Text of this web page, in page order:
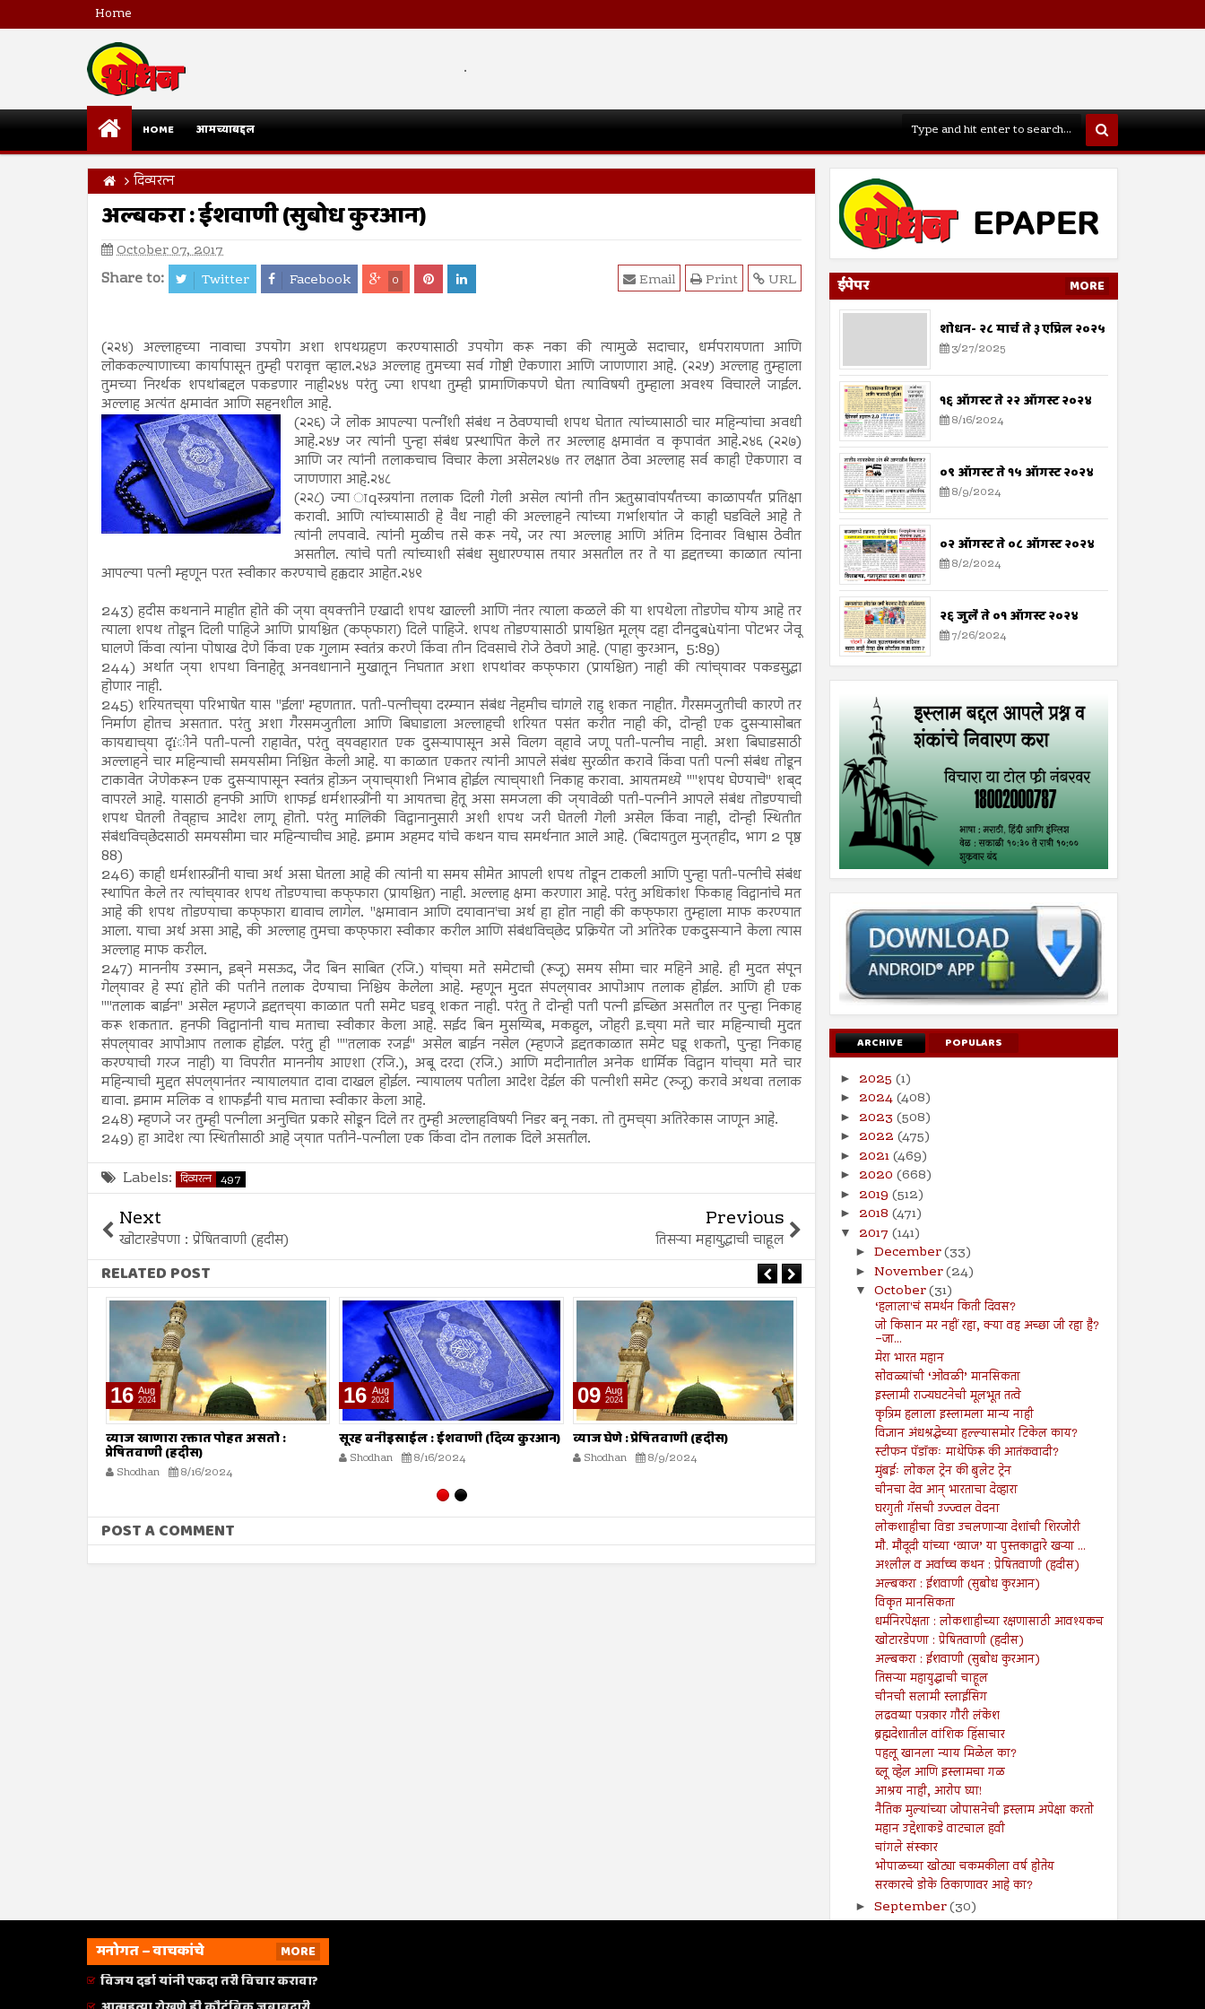
Home
.
HOME आमच्याबद्दल
दिव्यरत्न
अल्बकरा : ईशवाणी (सुबोध कुरआन)
October 07, 2017
Share to: Twitter Facebook 0 URL
Print
Email
(२२४) अल्लाहच्या नावाचा उपयोग अशा शपथग्रहण करण्यासाठी उपयोग करू नका की त्यामुळे सदाचार, धर्मपरायणता आणि
लोककल्याणाच्या कार्यापासून तुम्ही परावृत्त व्हाल.२४३ अल्लाह तुमच्या सर्व गोष्टी ऐकणारा आणि जाणणारा आहे. (२२५) अल्लाह तुम्हाला
तुमच्या निरर्थक शपथांबद्दल पकडणार नाही२४४ परंतु ज्या शपथा तुम्ही प्रामाणिकपणे घेता त्याविषयी तुम्हाला अवश्य विचारले जाईल.
अल्लाह अत्यंत क्षमावंत आणि सहनशील आहे.
(२२६) जे लोक आपल्या पत्नींशी संबंध न ठेवण्याची शपथ घेतात त्यांच्यासाठी चार महिन्यांचा अवधी
आहे.२४५ जर त्यांनी पुन्हा संबंध प्रस्थापित केले तर अल्लाह क्षमावंत व कृपावंत आहे.२४६ (२२७)
आणि जर त्यांनी तलाकचाच विचार केला असेल२४७ तर लक्षात ठेवा अल्लाह सर्व काही ऐकणारा व
जाणणारा आहे.२४८
(२२८) ज्या ाqस्त्रयांना तलाक दिली गेली असेल त्यांनी तीन ऋतुस्रावांपर्यंतच्या काळापर्यंत प्रतिक्षा
करावी. आणि त्यांच्यासाठी हे वैध नाही की अल्लाहने त्यांच्या गर्भाशयांत जे काही घडविले आहे ते
त्यांनी लपवावे. त्यांनी मुळीच तसे करू नये, जर त्या अल्लाह आणि अंतिम दिनावर विश्वास ठेवीत
असतील. त्यांचे पती त्यांच्याशी संबंध सुधारण्यास तयार असतील तर ते या इद्दतच्या काळात त्यांना
आपल्या पत्नी म्हणून परत स्वीकार करण्याचे हक्कदार आहेत.२४९
243) हदीस कथनाने माहीत होते की ज्‌या व्‌यक्तीने एखादी शपथ खाल्ली आणि नंतर त्याला कळले की या शपथेला तोडणेच योग्य आहे तर
त्याला शपथ तोडून दिली पाहिजे आणि प्रायश्चित (कफ्‌फारा) दिले पाहिजे. शपथ तोडण्यासाठी प्रायश्चित मूल्‌य दहा दीनदुबùयांना पोटभर जेवू
घालणे किंवा त्यांना पोषाख देणे किंवा एक गुलाम स्वतंत्र करणे किंवा तीन दिवसाचे रोजे ठेवणे आहे. (पाहा कुरआन, 5:89)
244) अर्थात ज्‌या शपथा विनाहेतू अनवधानाने मुखातून निघतात अशा शपथांवर कफ्‌फारा (प्रायश्चित) नाही की त्यांच्‌यावर पकडसुद्धा
होणार नाही.
245) शरियतच्‌या परिभाषेत यास "ईला' म्हणतात. पती-पत्नीच्‌या दरम्यान संबंध नेहमीच चांगले राहु शकत नाहीत. गैरसमजुतीची कारणे तर
निर्माण होतच असतात. परंतु अशा गैरसमजुतीला आणि बिघाडाला अल्लाहची शरियत पसंत करीत नाही की, दोन्ही एक दुसऱ्यासोबत
कायद्याच्‌या दृïीने पती-पत्नी राहावेत, परंतु व्‌यवहारात एक दुसऱ्यापासून असे विलग व्‌हावे जणू पती-पत्नीच नाही. अशा बिघाडसाठी
अल्लाहने चार महिन्याची समयसीमा निश्चित केली आहे. या काळात एकतर त्यांनी आपले संबंध सुरळीत करावे किंवा पती पत्नी संबंध तोडून
टाकावेत जेणेकरून एक दुसऱ्यापासून स्वतंत्र होऊन ज्‌याच्‌याशी निभाव होईल त्याच्‌याशी निकाह करावा. आयतमध्ये ""शपथ घेण्याचे'' शब्‌द
वापरले आहे. यासाठी हनफी आणि शाफई धर्मशास्त्रींनी या आयतचा हेतू असा समजला की ज्‌यावेळी पती-पत्नीने आपले संबंध तोडण्याची
शपथ घेतली तेव्‌हाच आदेश लागू होतो. परंतु मालिकी विद्वानानुसारी अशी शपथ जरी घेतली गेली असेल किंवा नाही, दोन्ही स्थितीत
संबंधविच्‌छेदसाठी समयसीमा चार महिन्याचीच आहे. इमाम अहमद यांचे कथन याच समर्थनात आले आहे. (बिदायतुल मुज्‌तहीद, भाग 2 पृष्ठ
88)
246) काही धर्मशास्त्रींनी याचा अर्थ असा घेतला आहे की त्यांनी या समय सीमेत आपली शपथ तोडून टाकली आणि पुन्हा पती-पत्नीचे संबंध
स्थापित केले तर त्यांच्‌यावर शपथ तोडण्याचा कफ्‌फारा (प्रायश्चित) नाही. अल्लाह क्षमा करणारा आहे. परंतु अधिकांश फिकाह विद्वानांचे मत
आहे की शपथ तोडण्याचा कफ्‌फारा द्यावाच लागेल. "क्षमावान आणि दयावान'चा अर्थ हा होत नाही की कफ्‌फारा तुम्हाला माफ करण्यात
आला. याचा अर्थ असा आहे, की अल्लाह तुमचा कफ्‌फारा स्वीकार करील आणि संबंधविच्‌छेद प्रक्रियेत जो अतिरेक एकदुसऱ्याने केला त्यास
अल्लाह माफ करील.
247) माननीय उस्मान, इब्‌ने मसऊद, जैद बिन साबित (रजि.) यांच्‌या मते समेटाची (रूजू) समय सीमा चार महिने आहे. ही मुदत संपून
गेल्‌यावर हे स्पï होते की पतीने तलाक देण्याचा निश्चिय केलेला आहे. म्हणून मुदत संपल्‌यावर आपोआप तलाक होईल. आणि ही एक
""तलाक बाईन'' असेल म्हणजे इद्दतच्‌या काळात पती समेट घडवू शकत नाही. परंतु ते दोन्ही पती पत्नी इच्छित असतील तर पुन्हा निकाह
करू शकतात. हनफी विद्वानांनी याच मताचा स्वीकार केला आहे. सईद बिन मुसय्यिब, मकहुल, जोहरी इ.च्‌या मते चार महिन्याची मुदत
संपल्‌यावर आपोआप तलाक होईल. परंतु ही ""तलाक रजई'' असेल बाईन नसेल (म्हणजे इद्दतकाळात समेट घडू शकतो, पुन्हा निकाह
करण्याची गरज नाही) या विपरीत माननीय आएशा (रजि.), अबू दरदा (रजि.) आणि मदीनातील अनेक धार्मिक विद्वान यांच्‌या मते चार
महिन्याची मुद्दत संपल्‌यानंतर न्यायालयात दावा दाखल होईल. न्यायालय पतीला आदेश देईल की पत्नीशी समेट (रुजू) करावे अथवा तलाक
द्यावा. इमाम मलिक व शाफईंनी याच मताचा स्वीकार केला आहे.
248) म्हणजे जर तुम्ही पत्नीला अनुचित प्रकारे सोडून दिले तर तुम्ही अल्लाहविषयी निडर बनू नका. तो तुमच्‌या अतिरेकास जाणून आहे.
249) हा आदेश त्या स्थितीसाठी आहे ज्‌यात पतीने-पत्नीला एक किंवा दोन तलाक दिले असतील.
Labels: दिव्यरत्न 497
Next
खोटारडेपणा : प्रेषितवाणी (हदीस)
Previous
तिसऱ्या महायुद्धाची चाहूल
RELATED POST
16 Aug
2024
सूरह बनीइस्राईल : ईशवाणी (दिव्य कुरआन)
Shodhan 8/16/2024
09 Aug
2024
व्याज घेणे : प्रेषितवाणी (हदीस)
Shodhan 8/9/2024
26 Jul
2024
मोजमापात तफावत करणे : प्रेषितवाणी
(हदीस)
सूरह बनीइस्राईल : : ईशवाणी (दिव्य
7/26/2024
चोरी : : प्रेषितवाणी (हदीस)
Shodhan
POST A COMMENT
ईपेपर MORE
शोधन- २८ मार्च ते ३ एप्रिल २०२५
3/27/2025
१६ ऑगस्ट ते २२ ऑगस्ट २०२४
8/16/2024
०९ ऑगस्ट ते १५ ऑगस्ट २०२४
8/9/2024
०२ ऑगस्ट ते ०८ ऑगस्ट २०२४
8/2/2024
२६ जुलै ते ०१ ऑगस्ट २०२४
7/26/2024
ARCHIVE POPULARS
► 2025 (1)
► 2024(408)
► 2023 (508)
► 2022 (475)
► 2021(469)
► 2020 (668)
► 2019 (512)
► 2018 (471)
▼ 2017 (141)
► December(33)
► November(24)
▼ October(31)
‘हलाला'चं समर्थन किती दिवस?
जो किसान मर नहीं रहा, क्या वह अच्छा जी रहा है?
–जा...
मेरा भारत महान
सोवळ्यांची ‘ओवळी’ मानसिकता
इस्लामी राज्यघटनेची मूलभूत तत्वे
कृत्रिम हलाला इस्लामला मान्य नाही
विज्ञान अंधश्रद्धेच्या हल्ल्यासमोर टिकेल काय?
स्टीफन पॅडॉकः माथेफिरू की आतंकवादी?
मुंबईः लोकल ट्रेन की बुलेट ट्रेन
चीनचा देव आन् भारताचा देव्हारा
घरगुती गॅसची उज्ज्वल वेदना
लोकशाहीचा विडा उचलणाऱ्या देशांची शिरजोरी
मौ. मौदूदी यांच्या ‘व्याज’ या पुस्तकाद्वारे खऱ्या ...
अश्लील व अर्वाच्च कथन : प्रेषितवाणी (हदीस)
अल्बकरा : ईशवाणी (सुबोध कुरआन)
विकृत मानसिकता
धर्मनिरपेक्षता : लोकशाहीच्या रक्षणासाठी आवश्यकच
खोटारडेपणा : प्रेषितवाणी (हदीस)
अल्बकरा : ईशवाणी (सुबोध कुरआन)
तिसऱ्या महायुद्धाची चाहूल
चीनची सलामी स्लाईसिग
लढवय्या पत्रकार गौरी लंकेश
ब्रह्मदेशातील वांशिक हिंसाचार
पहलू खानला न्याय मिळेल का?
ब्लू व्हेल आणि इस्लामचा गळ
आश्रय नाही, आरोप घ्या!
नैतिक मुल्यांच्या जोपासनेची इस्लाम अपेक्षा करतो
महान उद्देशाकडे वाटचाल हवी
चांगले संस्कार
भोपाळच्या खोट्या चकमकीला वर्ष होतेय
सरकारचे डोके ठिकाणावर आहे का?
► September(30)
August(23)
मनोगत – वाचकांचे
MORE
विजय दर्डा यांनी एकदा तरी विचार करावा?